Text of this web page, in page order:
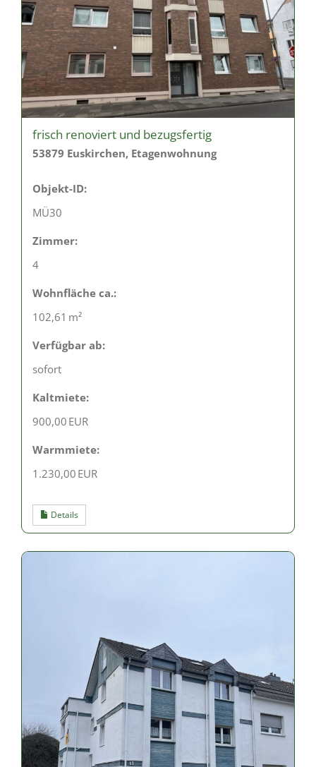
frisch renoviert und bezugsfertig
53879 Euskirchen, Etagenwohnung
Objekt-ID:
MÜ30
Zimmer:
4
Wohnfläche ca.:
102,61 m²
Verfügbar ab:
sofort
Kaltmiete:
900,00 EUR
Warmmiete:
1.230,00 EUR
Details